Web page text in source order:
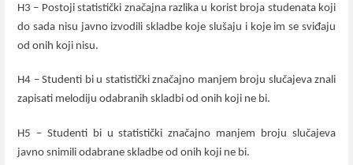
H3 – Postoji statistički značajna razlika u korist broja studenata koji
do sada nisu javno izvodili skladbe koje slušaju i koje im se sviđaju
od onih koji nisu.
H4 – Studenti bi u statistički značajno manjem broju slučajeva znali
zapisati melodiju odabranih skladbi od onih koji ne bi.
H5 – Studenti bi u statistički značajno manjem broju slučajeva
javno snimili odabrane skladbe od onih koji ne bi.